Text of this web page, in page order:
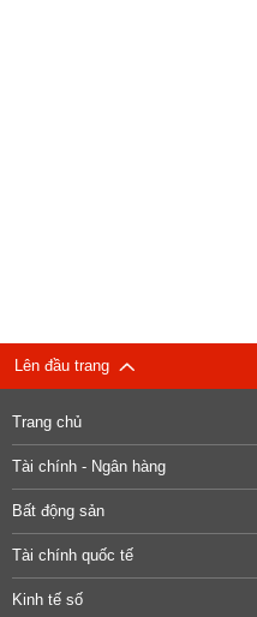
Lên đầu trang
Trang chủ
Tài chính - Ngân hàng
Bất động sản
Tài chính quốc tế
Kinh tế số